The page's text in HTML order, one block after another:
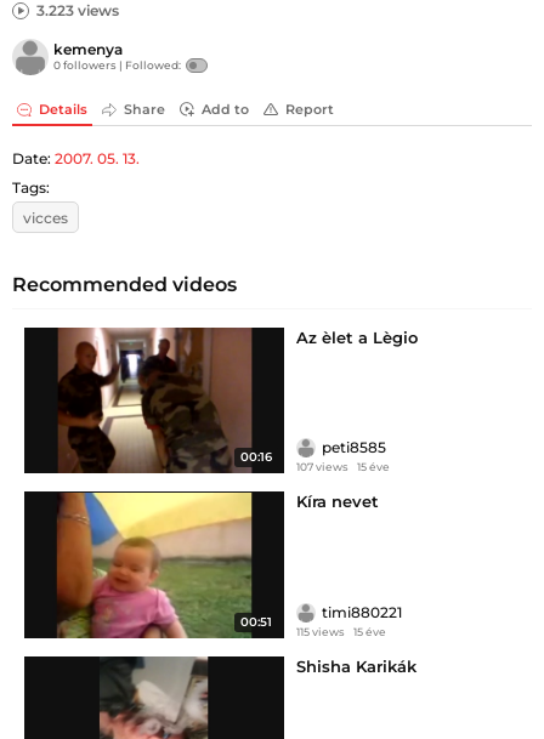
3.223 views
kemenya
0 followers | Followed:
Details Share Add to Report
Date: 2007. 05. 13.
Tags:
vicces
Recommended videos
00:16
Az èlet a Lègio
peti8585
107 views 15 éve
00:51
Kíra nevet
timi880221
115 views 15 éve
Shisha Karikák